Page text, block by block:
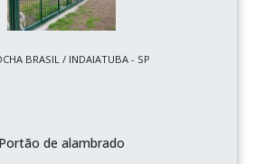
BRASIL / INDAIATUBA - SP
Portão de alambrado